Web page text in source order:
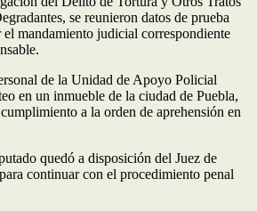
se reunieron datos de prueba
mandamiento judicial correspondiente
de la Unidad de Apoyo Policial
en un inmueble de la ciudad de Puebla,
a la orden de aprehensión en
quedó a disposición del Juez de
continuar con el procedimiento penal